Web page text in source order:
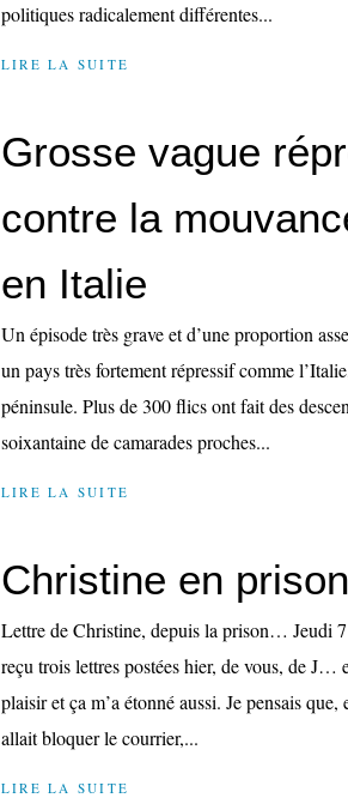
politiques radicalement différentes...
LIRE LA SUITE
Grosse vague
contre la
en Italie
Un épisode très grave et d’une proportion
un pays très fortement répressif comme
péninsule. Plus de 300 flics ont fait des
soixantaine de camarades proches...
LIRE LA SUITE
Christine en prison
Lettre de Christine, depuis la prison… Jeudi 7
reçu trois lettres postées hier, de vous, de
plaisir et ça m’a étonné aussi. Je pensais
allait bloquer le courrier,...
LIRE LA SUITE